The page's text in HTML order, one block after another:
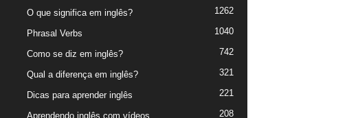
O que significa em inglês? 1262
Phrasal Verbs 1040
Como se diz em inglês? 742
Qual a diferença em inglês? 321
Dicas para aprender inglês 221
Aprendendo inglês com vídeos 208